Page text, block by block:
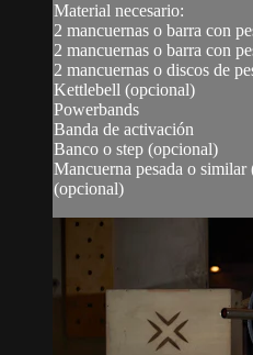
Material necesario:
2 mancuernas o barra con
2 mancuernas o barra con
2 mancuernas o discos de
Kettlebell (opcional)
Powerbands
Banda de activación
Banco o step (opcional)
Mancuerna pesada o
(opcional)